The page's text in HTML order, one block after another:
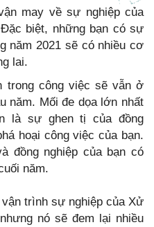
may về sự nghiệp của
biệt, những bạn có sự
năm 2021 sẽ có nhiều cơ
lai.
trong công việc sẽ vẫn ở
năm. Mối đe dọa lớn nhất
là sự ghen tị của đồng
hoại công việc của bạn.
đồng nghiệp của bạn có
năm.
trình sự nghiệp của Xử
nó sẽ đem lại nhiều